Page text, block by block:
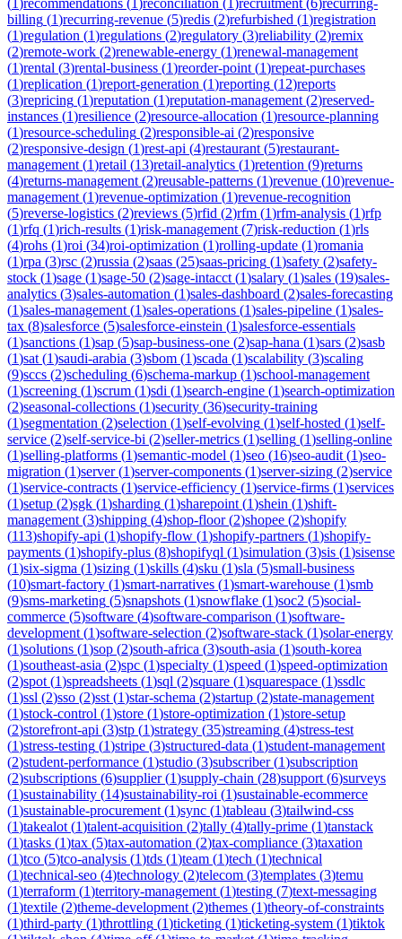
billing (1)recurring-revenue (5)redis (2)refurbished (1)registration
(1)regulation (1)regulations (2)regulatory (3)reliability (2)remix
(2)remote-work (2)renewable-energy (1)renewal-management
(1)rental (3)rental-business (1)reorder-point (1)repeat-purchases
(1)replication (1)report-generation (1)reporting (12)reports
(3)repricing (1)reputation (1)reputation-management (2)reserved-
instances (1)resilience (2)resource-allocation (1)resource-planning
(1)resource-scheduling (2)responsible-ai (2)responsive
(2)responsive-design (1)rest-api (4)restaurant (5)restaurant-
management (1)retail (13)retail-analytics (1)retention (9)returns
(4)returns-management (2)reusable-patterns (1)revenue (10)revenue-
management (1)revenue-optimization (1)revenue-recognition
(5)reverse-logistics (2)reviews (5)rfid (2)rfm (1)rfm-analysis (1)rfp
(1)rfq (1)rich-results (1)risk-management (7)risk-reduction (1)rls
(4)rohs (1)roi (34)roi-optimization (1)rolling-update (1)romania
(1)rpa (3)rsc (2)russia (2)saas (25)saas-pricing (1)safety (2)safety-
stock (1)sage (1)sage-50 (2)sage-intacct (1)salary (1)sales (19)sales-
analytics (3)sales-automation (1)sales-dashboard (2)sales-forecasting
(1)sales-management (1)sales-operations (1)sales-pipeline (1)sales-
tax (8)salesforce (5)salesforce-einstein (1)salesforce-essentials
(1)sanctions (1)sap (5)sap-business-one (2)sap-hana (1)sars (2)sasb
(1)sat (1)saudi-arabia (3)sbom (1)scada (1)scalability (3)scaling
(9)sccs (2)scheduling (6)schema-markup (1)school-management
(1)screening (1)scrum (1)sdi (1)search-engine (1)search-optimization
(2)seasonal-collections (1)security (36)security-training
(1)segmentation (2)selection (1)self-evolving (1)self-hosted (1)self-
service (2)self-service-bi (2)seller-metrics (1)selling (1)selling-online
(1)selling-platforms (1)semantic-model (1)seo (16)seo-audit (1)seo-
migration (1)server(1)server-components (1)server-sizing (2)service
(1)service-contracts (1)service-efficiency (1)service-firms (1)services
(1)setup (2)sgk (1)sharding (1)sharepoint (1)shein (1)shift-
management (3)shipping (4)shop-floor(2)shopee (2)shopify
(113)shopify-api (1)shopify-flow (1)shopify-partners (1)shopify-
payments (1)shopify-plus (8)shopifyql (1)simulation (3)sis (1)sisense
(1)six-sigma (1)sizing (1)skills (4)sku (1)sla (5)small-business
(10)smart-factory (1)smart-narratives (1)smart-warehouse (1)smb
(9)sms-marketing (5)snapshots (1)snowflake (1)soc2 (5)social-
commerce (5)software (4)software-comparison (1)software-
development (1)software-selection (2)software-stack (1)solar-energy
(1)solutions (1)sop (2)south-africa (3)south-asia (1)south-korea
(1)southeast-asia (2)spc (1)specialty (1)speed (1)speed-optimization
(2)spot (1)spreadsheets (1)sql (2)square (1)squarespace (1)ssdlc
(1)ssl (2)sso (2)sst (1)star-schema (2)startup (2)state-management
(1)stock-control (1)store (1)store-optimization (1)store-setup
(2)storefront-api (3)stp (1)strategy (35)streaming (4)stress-test
(1)stress-testing (1)stripe (3)structured-data (1)student-management
(2)student-performance (1)studio (3)subscriber(1)subscription
(2)subscriptions (6)supplier(1)supply-chain (28)support (6)surveys
(1)sustainability (14)sustainability-roi (1)sustainable-ecommerce
(1)sustainable-procurement (1)sync (1)tableau (3)tailwind-css
(1)takealot (1)talent-acquisition (2)tally (4)tally-prime (1)tanstack
(1)tasks (1)tax (5)tax-automation (2)tax-compliance (3)taxation
(1)tco (5)tco-analysis (1)tds (1)team (1)tech (1)technical
(1)technical-seo (4)technology (2)telecom (3)templates (3)temu
(1)terraform (1)territory-management (1)testing (7)text-messaging
(1)textile (2)theme-development (2)themes (1)theory-of-constraints
(1)third-party (1)throttling (1)ticketing (1)ticketing-system (1)tiktok